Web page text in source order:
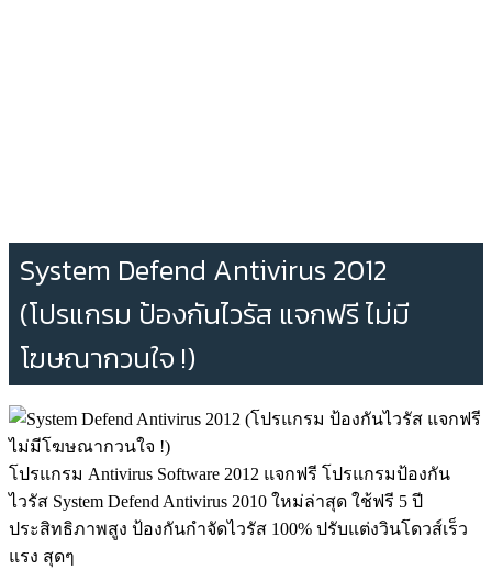
System Defend Antivirus 2012
(โปรแกรม ป้องกันไวรัส แจกฟรี ไม่มี
โฆษณากวนใจ !)
โปรแกรม Antivirus Software 2012 แจกฟรี โปรแกรมป้องกัน
ไวรัส System Defend Antivirus 2010 ใหม่ล่าสุด ใช้ฟรี 5 ปี
ประสิทธิภาพสูง ป้องกันกำจัดไวรัส 100% ปรับแต่งวินโดวส์เร็ว
แรง สุดๆ